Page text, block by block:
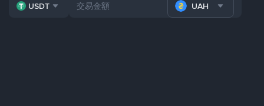
USDT UAH